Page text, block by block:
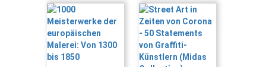
Malerei: Von
1300 bis 1850
Christiane Stukenbrock
Graffiti-
Künstlern
(Midas
Collection)